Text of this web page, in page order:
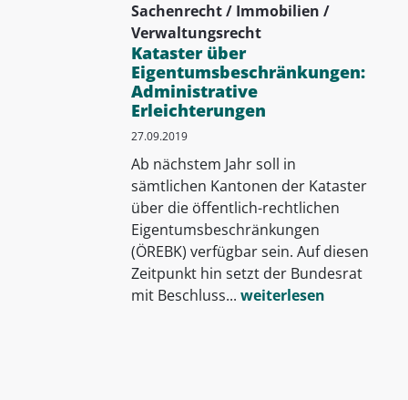
Sachenrecht / Immobilien /
Verwaltungsrecht
Kataster über
Eigentumsbeschränkungen:
Administrative
Erleichterungen
27.09.2019
Ab nächstem Jahr soll in
sämtlichen Kantonen der Kataster
über die öffentlich-rechtlichen
Eigentumsbeschränkungen
(ÖREBK) verfügbar sein. Auf diesen
Zeitpunkt hin setzt der Bundesrat
mit Beschluss... weiterlesen